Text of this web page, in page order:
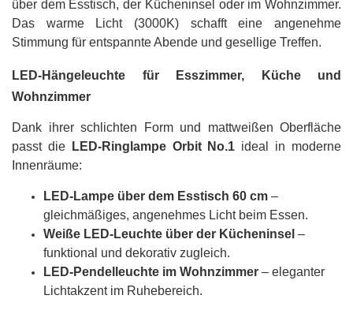
über dem Esstisch, der Kücheninsel oder im Wohnzimmer.
Das warme Licht (3000K) schafft eine angenehme
Stimmung für entspannte Abende und gesellige Treffen.
LED-Hängeleuchte für Esszimmer, Küche und
Wohnzimmer
Dank ihrer schlichten Form und mattweißen Oberfläche
passt die
LED-Ringlampe Orbit No.1 ideal in moderne
Innenräume:
LED-Lampe über dem Esstisch 60 cm –
gleichmäßiges, angenehmes Licht beim Essen.
Weiße LED-Leuchte über der Kücheninsel –
funktional und dekorativ zugleich.
LED-Pendelleuchte im Wohnzimmer – eleganter
Lichtakzent im Ruhebereich.